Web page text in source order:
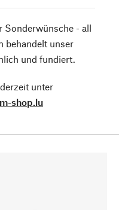
Sonderwünsche - all
behandelt unser
und fundiert.
unter
shop.lu